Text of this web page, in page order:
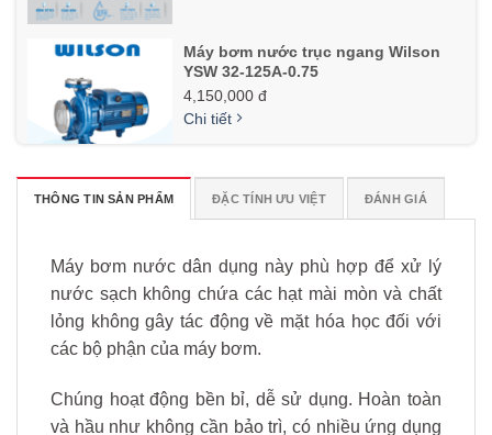
Máy bơm nước trục ngang Wilson
YSW 32-125A-0.75
4,150,000 đ
Chi tiết
Máy Bơm Đĩa CPM 158-0.75KW
Chi tiết
THÔNG TIN SẢN PHẨM ĐẶC TÍNH ƯU VIỆT ĐÁNH GIÁ
Máy bơm nước dân dụng này phù hợp để xử lý
nước sạch không chứa các hạt mài mòn và chất
lỏng không gây tác động về mặt hóa học đối với
các bộ phận của máy bơm.
Chúng hoạt động bền bỉ, dễ sử dụng. Hoàn toàn
và hầu như không cần bảo trì, có nhiều ứng dụng